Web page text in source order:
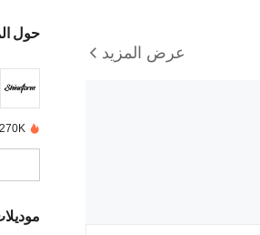
عرض المزيد
حول
270K تم بيعها مؤخرًا